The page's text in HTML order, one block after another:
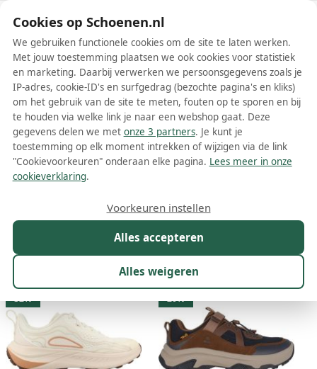
Schoenen.nl
Wis filters Alle filters
Teva lage sneakers
Meer lezen
Kleur Prijs
73 resultaten:
32% 20%
Cookies op Schoenen.nl
We gebruiken functionele cookies om de site te laten werken.
Met jouw toestemming plaatsen we ook cookies voor statistiek
en marketing. Daarbij verwerken we persoonsgegevens zoals je
IP-adres, cookie-ID's en surfgedrag (bezochte pagina's en kliks)
om het gebruik van de site te meten, fouten op te sporen en bij
te houden via welke link je naar een webshop gaat. Deze
gegevens delen we met onze 3 partners. Je kunt je
toestemming op elk moment intrekken of wijzigen via de link
"Cookievoorkeuren" onderaan elke pagina. Lees meer in onze
cookieverklaring.
Alles accepteren
Alles weigeren
Voorkeuren instellen